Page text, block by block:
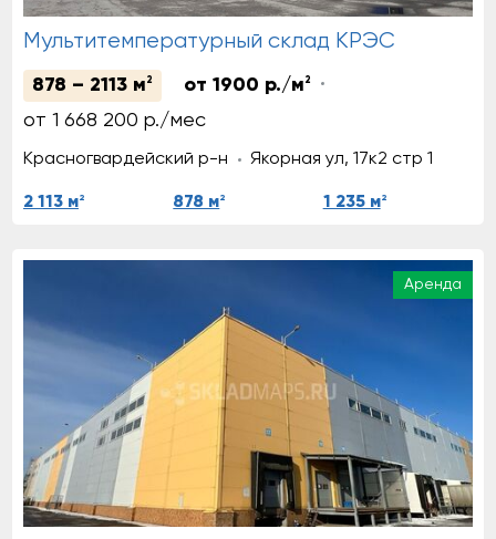
Мультитемпературный склад КРЭС
878 – 2113 м 2 от 1900 р./м 2
от 1 668 200 р./мес
Красногвардейский р-н Якорная ул, 17к2 стр 1
2 113 м2 878 м2 1 235 м2
Аренда